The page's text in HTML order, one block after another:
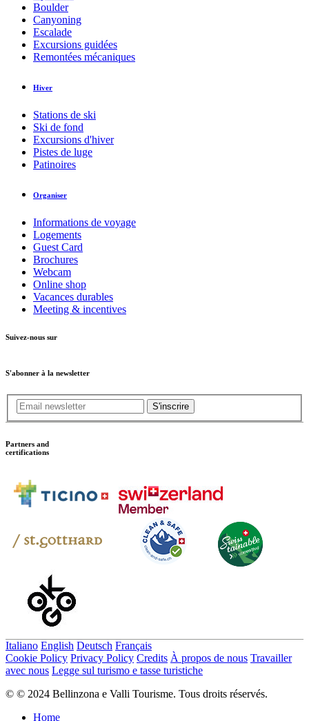
Boulder
Canyoning
Escalade
Excursions guidées
Remontées mécaniques
Hiver
Stations de ski
Ski de fond
Excursions d'hiver
Pistes de luge
Patinoires
Organiser
Informations de voyage
Logements
Guest Card
Brochures
Webcam
Online shop
Vacances durables
Meeting & incentives
Suivez-nous sur
S'abonner à la newsletter
S'inscrire
Partners and
certifications
Italiano English Deutsch Français
Cookie Policy Privacy Policy Credits À propos de nous Travailler
avec nous Legge sul turismo e tasse turistiche
© © 2024 Bellinzona e Valli Tourisme. Tous droits réservés.
Home